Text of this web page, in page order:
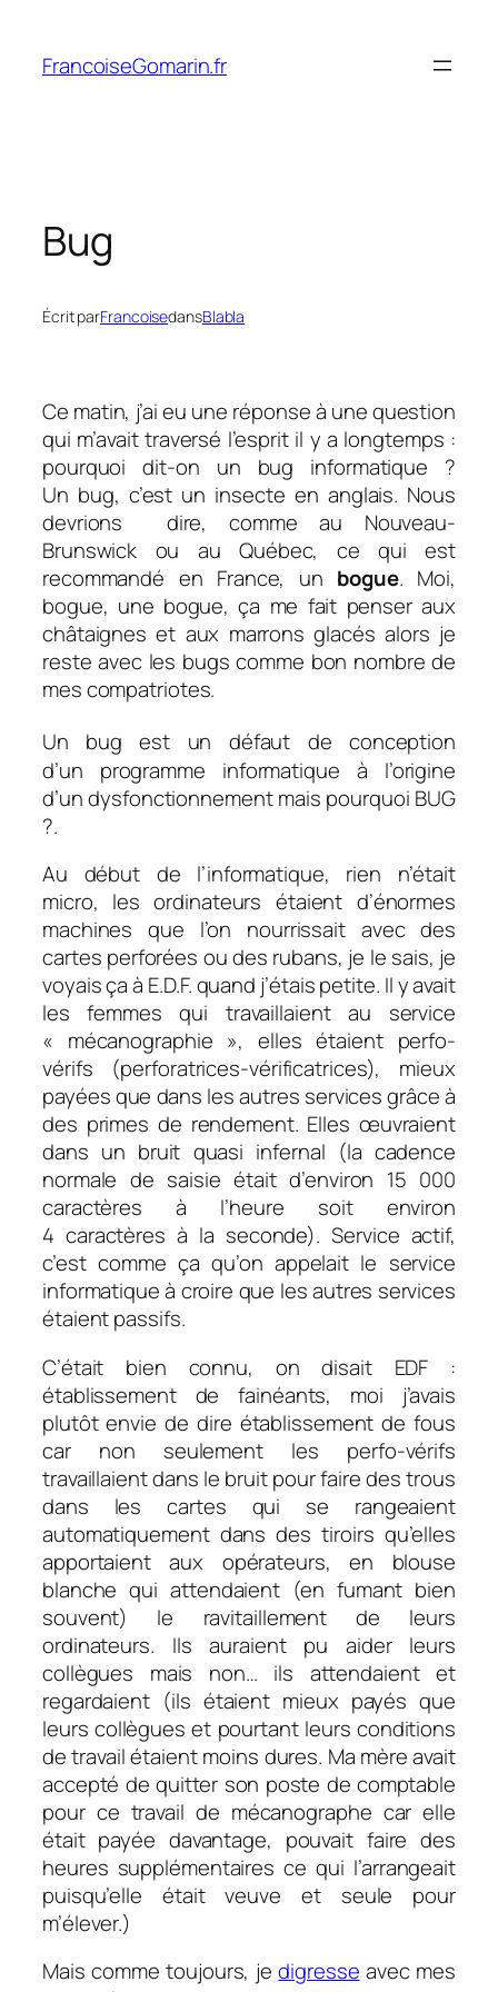
contenu
FrancoiseGomarin.fr
Bug
Écrit parFrancoisedansBlabla
Ce matin, j’ai eu une réponse à une question
qui m’avait traversé l’esprit il y a longtemps :
pourquoi dit-on un bug informatique ?
Un bug, c’est un insecte en anglais. Nous
devrions dire, comme au Nouveau-
Brunswick ou au Québec, ce qui est
recommandé en France, un bogue. Moi,
bogue, une bogue, ça me fait penser aux
châtaignes et aux marrons glacés alors je
reste avec les bugs comme bon nombre de
mes compatriotes.
Un bug est un défaut de conception
d’un programme informatique à l’origine
d’un dysfonctionnement mais pourquoi BUG
?.
Au début de l’informatique, rien n’était
micro, les ordinateurs étaient d’énormes
machines que l’on nourrissait avec des
cartes perforées ou des rubans, je le sais, je
voyais ça à E.D.F. quand j’étais petite. Il y avait
les femmes qui travaillaient au service
« mécanographie », elles étaient perfo-
vérifs (perforatrices-vérificatrices), mieux
payées que dans les autres services grâce à
des primes de rendement. Elles œuvraient
dans un bruit quasi infernal (la cadence
normale de saisie était d’environ 15 000
caractères à l’heure soit environ
4 caractères à la seconde). Service actif,
c’est comme ça qu’on appelait le service
informatique à croire que les autres services
étaient passifs.
C’était bien connu, on disait EDF :
établissement de fainéants, moi j’avais
plutôt envie de dire établissement de fous
car non seulement les perfo-vérifs
travaillaient dans le bruit pour faire des trous
dans les cartes qui se rangeaient
automatiquement dans des tiroirs qu’elles
apportaient aux opérateurs, en blouse
blanche qui attendaient (en fumant bien
souvent) le ravitaillement de leurs
ordinateurs. Ils auraient pu aider leurs
collègues mais non… ils attendaient et
regardaient (ils étaient mieux payés que
leurs collègues et pourtant leurs conditions
de travail étaient moins dures. Ma mère avait
accepté de quitter son poste de comptable
pour ce travail de mécanographe car elle
était payée davantage, pouvait faire des
heures supplémentaires ce qui l’arrangeait
puisqu’elle était veuve et seule pour
m’élever.)
Mais comme toujours, jedigresse avec mes